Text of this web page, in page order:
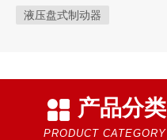
液压盘式制动器
产品分类
PRODUCT CATEGORY